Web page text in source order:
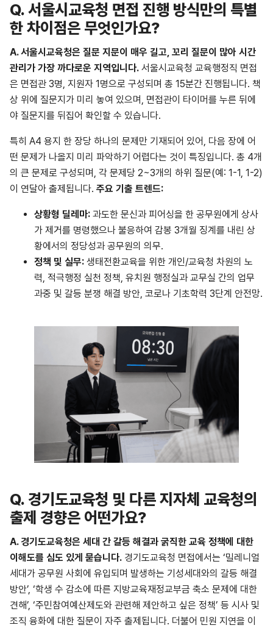
Q. 서울시교육청 면접 진행 방식만의 특별
한 차이점은 무엇인가요?
A.서울시교육청은 질문 지문이 매우 길고, 꼬리 질문이 많아 시간
관리가 가장 까다로운 지역입니다. 서울시교육청 교육행정직 면접
은 면접관 3명, 지원자 1명으로 구성되며 총 15분간 진행됩니다. 책
상 위에 질문지가 미리 놓여 있으며, 면접관이 타이머를 누른 뒤에
야 질문지를 뒤집어 확인할 수 있습니다.
특히 A4 용지 한 장당 하나의 문제만 기재되어 있어, 다음 장에 어
떤 문제가 나올지 미리 파악하기 어렵다는 것이 특징입니다. 총 4개
의 큰 문제로 구성되며, 각 문제당 2~3개의 하위 질문(예: 1-1, 1-2)
이 연달아 출제됩니다. 주요 기출 트렌드:
상황형 딜레마: 과도한 문신과 피어싱을 한 공무원에게 상사
가 제거를 명령했으나 불응하여 감봉 3개월 징계를 내린 상
황에서의 정당성과 공무원의 의무.
정책 및 실무: 생태전환교육을 위한 개인/교육청 차원의 노
력, 적극행정 실천 정책, 유치원 행정실과 교무실 간의 업무
과중 및 갈등 분쟁 해결 방안, 코로나 기초학력 3단계 안전망.
Q. 경기도교육청 및 다른 지자체 교육청의
출제 경향은 어떤가요?
A.경기도교육청은 세대 간 갈등 해결과 굵직한 교육 정책에 대한
이해도를 심도 있게 묻습니다. 경기도교육청 면접에서는 ‘밀레니얼
세대가 공무원 사회에 유입되며 발생하는 기성세대와의 갈등 해결
방안’, ‘학생 수 감소에 따른 지방교육재정교부금 축소 문제에 대한
견해’, ‘주민참여예산제도와 관련해 제안하고 싶은 정책’ 등 시사 및
조직 융화에 대한 질문이 자주 출제됩니다. 더불어 민원 지연을 이